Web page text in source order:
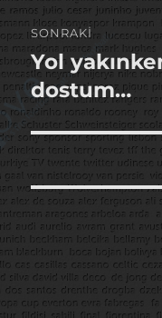
SONRAKI
Sonraki
yazı:
Yol
dostum…